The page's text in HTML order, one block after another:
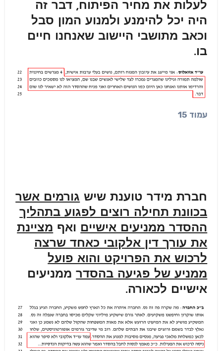
לעלות את מחיר הפיתוח, דבר זה
היה יכל להימנע ולמנוע המון סבל
וכאב מתושבי היישוב שאנחנו חיים
בו.
עמוד 15
חברת מידר טוענת שיש גורמים אשר
בכוונת תחילה רוצים לפגוע בתהליך
ההסדר ממניעים אישיים ואף מציינת
את עורך דין אלקובי כאחד שרצה
לרכוש את הפרויקט והוא פועל
ממניע של פגיעה בהסדרממניעים
אישיים לכאורה.